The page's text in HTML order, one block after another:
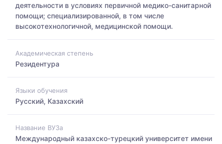
деятельности в условиях первичной медико-санитарной
помощи; специализированной, в том числе
высокотехнологичной, медицинской помощи.
Академическая степень
Резидентура
Языки обучения
Русский, Казахский
Название ВУЗа
Международный казахско-турецкий университет имени